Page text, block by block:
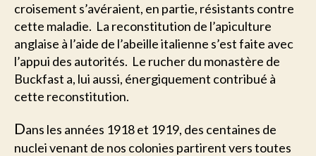
croisement s’avéraient, en partie, résistants contre
cette maladie. La reconstitution de l’apiculture
anglaise à l’aide de l’abeille italienne s’est faite avec
l’appui des autorités. Le rucher du monastère de
Buckfast a, lui aussi, énergiquement contribué à
cette reconstitution.
Dans les années 1918 et 1919, des centaines de
nuclei venant de nos colonies partirent vers toutes